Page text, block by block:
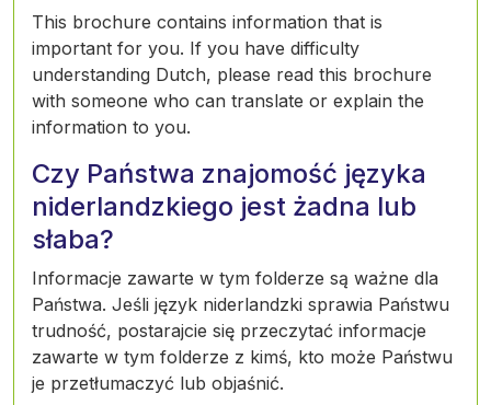
This brochure contains information that is
important for you. If you have difficulty
understanding Dutch, please read this brochure
with someone who can translate or explain the
information to you.
Czy Państwa znajomość języka
niderlandzkiego jest żadna lub
słaba?
Informacje zawarte w tym folderze są ważne dla
Państwa. Jeśli język niderlandzki sprawia Państwu
trudność, postarajcie się przeczytać informacje
zawarte w tym folderze z kimś, kto może Państwu
je przetłumaczyć lub objaśnić.